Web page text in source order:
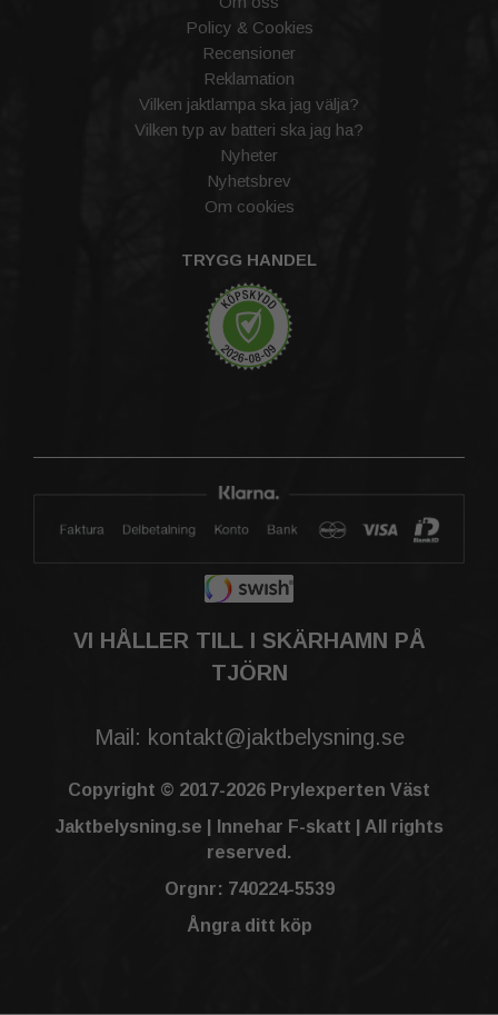
Policy & Cookies
Recensioner
Reklamation
Vilken jaktlampa ska jag välja?
Vilken typ av batteri ska jag ha?
Nyheter
Nyhetsbrev
Om cookies
TRYGG HANDEL
VI HÅLLER TILL I SKÄRHAMN PÅ
TJÖRN
Mail: kontakt@jaktbelysning.se
Copyright © 2017-2026 Prylexperten Väst
Jaktbelysning.se | Innehar F-skatt | All rights
reserved.
Orgnr: 740224-5539
Ångra ditt köp